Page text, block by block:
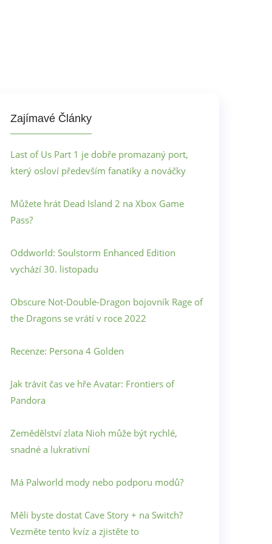
Zajímavé Články
Last of Us Part 1 je dobře promazaný port,
který osloví především fanatiky a nováčky
Můžete hrát Dead Island 2 na Xbox Game
Pass?
Oddworld: Soulstorm Enhanced Edition
vychází 30. listopadu
Obscure Not-Double-Dragon bojovník Rage of
the Dragons se vrátí v roce 2022
Recenze: Persona 4 Golden
Jak trávit čas ve hře Avatar: Frontiers of
Pandora
Zemědělství zlata Nioh může být rychlé,
snadné a lukrativní
Má Palworld mody nebo podporu modů?
Měli byste dostat Cave Story + na Switch?
Vezměte tento kvíz a zjistěte to